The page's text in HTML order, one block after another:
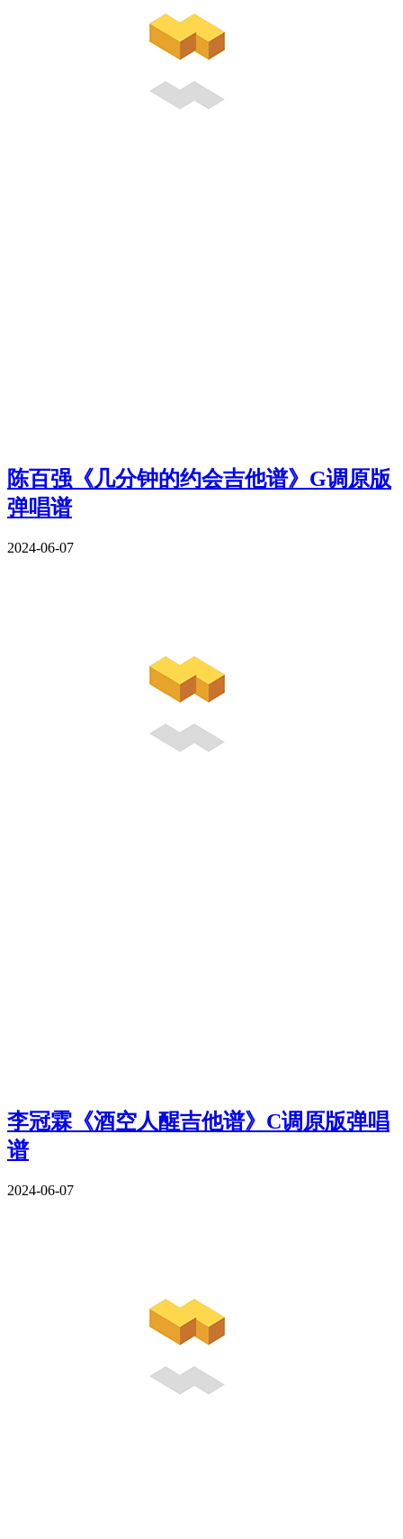
陈百强《几分钟的约会吉他谱》G调原版
弹唱谱
2024-06-07
李冠霖《酒空人醒吉他谱》C调原版弹唱
谱
2024-06-07